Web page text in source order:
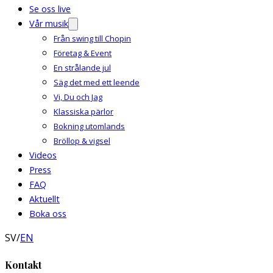
Se oss live
Vår musik
Från swing till Chopin
Företag & Event
En strålande jul
Säg det med ett leende
Vi, Du och Jag
Klassiska pärlor
Bokning utomlands
Bröllop & vigsel
Videos
Press
FAQ
Aktuellt
Boka oss
SV/EN
Kontakt